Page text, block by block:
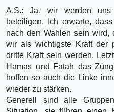
A.S.: Ja, wir werden uns
beteiligen. Ich erwarte,
nach den Wahlen sein wird,
wir als wichtigste Kraft der
dritte Kraft sein werden.
Hamas und Fatah das
hoffen so auch die Linke
wieder zu stärken.
Generell sind alle